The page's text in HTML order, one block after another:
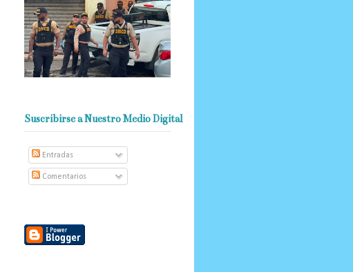
Suscribirse a Nuestro Medio Digital
Entradas
Comentarios